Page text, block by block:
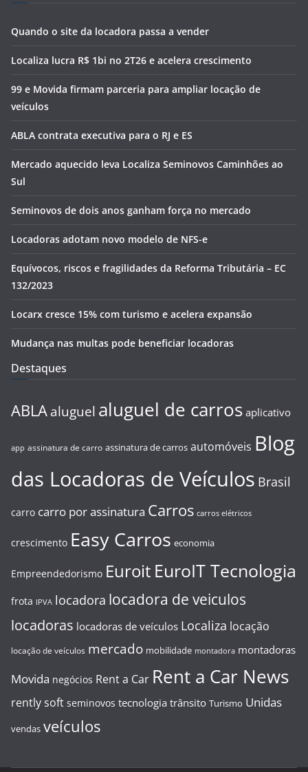
Quando o site da locadora passa a vender
Localiza lucra R$ 1bi no 2T26 e acelera crescimento
99 e Movida firmam parceria para ampliar locação de
veículos
ABLA contrata executiva para o RJ e ES
Mercado aquecido leva Localiza Seminovos Caminhões ao
Sul
Seminovos de dois anos ganham força no mercado
Locadoras adotam novo modelo de NFS-e
Equívocos, riscos e fragilidades da Reforma Tributária – EC
132/2023
Locarx cresce 15% com turismo e acelera expansão
Mudança nas multas pode beneficiar locadoras
Destaques
ABLA aluguel aluguel de carros aplicativo
app assinatura de carro assinatura de carros automóveis Blog
das Locadoras de Veículos Brasil
carro carro por assinatura Carros carros elétricos
crescimento Easy Carros economia
Empreendedorismo Euroit EuroIT Tecnologia
frota IPVA locadora locadora de veiculos
locadoras locadoras de veículos Localiza locação
locação de veículos mercado mobilidade montadora montadoras
Movida negócios Rent a Car Rent a Car News
rently soft seminovos tecnologia trânsito Turismo Unidas
vendas veículos